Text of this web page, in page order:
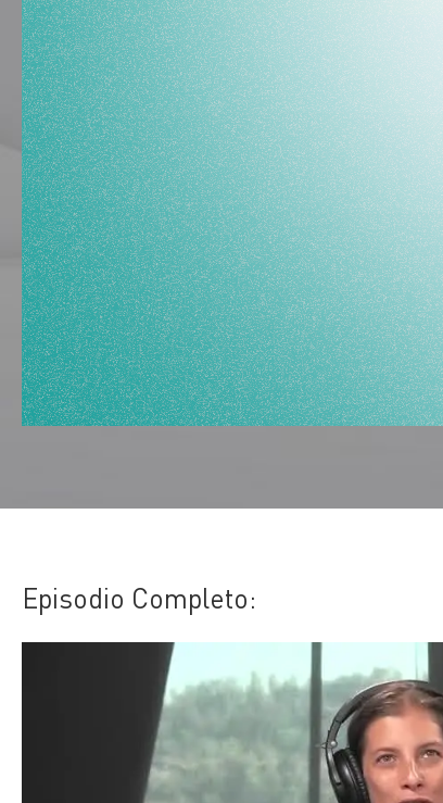
Episodio Completo: